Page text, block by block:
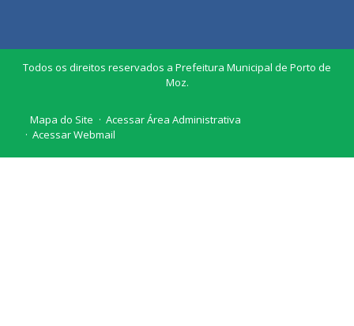
Todos os direitos reservados a Prefeitura Municipal de Porto de
Moz.
Mapa do Site
Acessar Área Administrativa
Acessar Webmail